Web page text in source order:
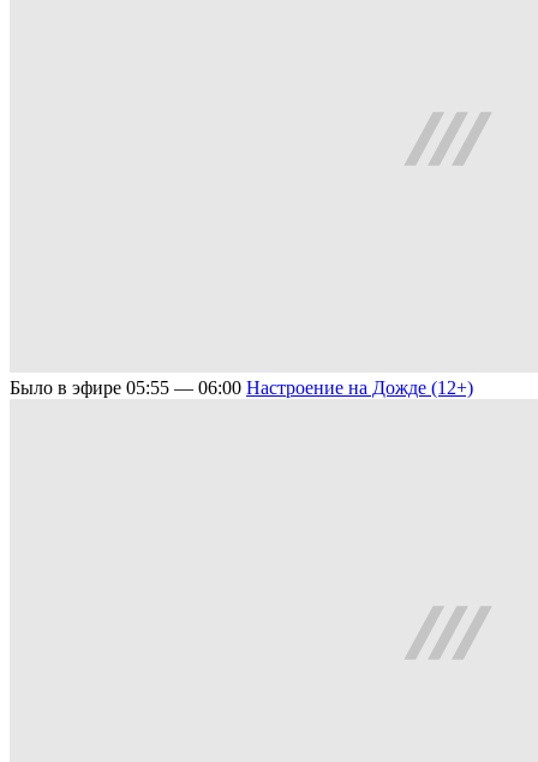
Было в эфире 05:55 — 06:00 Настроение на Дожде (12+)